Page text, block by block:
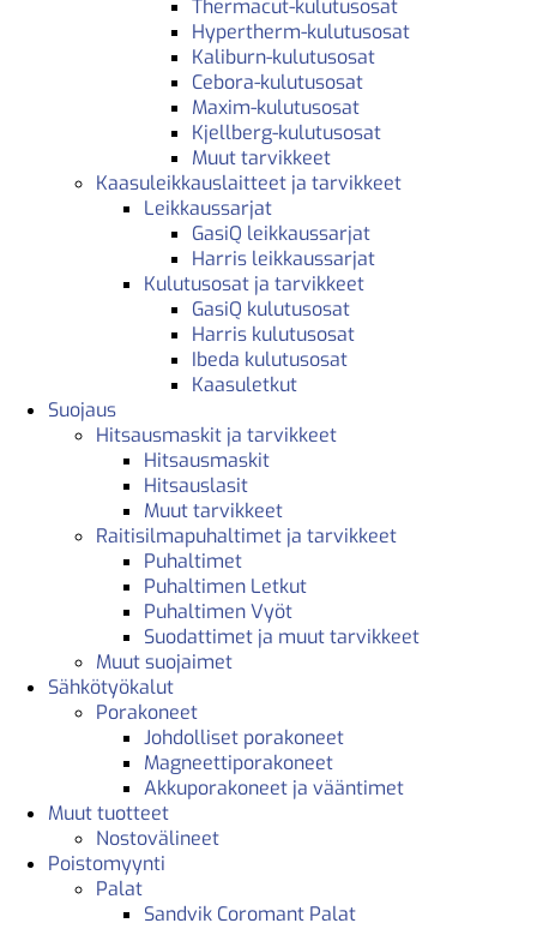
Thermacut-kulutusosat
Hypertherm-kulutusosat
Kaliburn-kulutusosat
Cebora-kulutusosat
Maxim-kulutusosat
Kjellberg-kulutusosat
Muut tarvikkeet
Kaasuleikkauslaitteet ja tarvikkeet
Leikkaussarjat
GasiQ leikkaussarjat
Harris leikkaussarjat
Kulutusosat ja tarvikkeet
GasiQ kulutusosat
Harris kulutusosat
Ibeda kulutusosat
Kaasuletkut
Suojaus
Hitsausmaskit ja tarvikkeet
Hitsausmaskit
Hitsauslasit
Muut tarvikkeet
Raitisilmapuhaltimet ja tarvikkeet
Puhaltimet
Puhaltimen Letkut
Puhaltimen Vyöt
Suodattimet ja muut tarvikkeet
Muut suojaimet
Sähkötyökalut
Porakoneet
Johdolliset porakoneet
Magneettiporakoneet
Akkuporakoneet ja vääntimet
Muut tuotteet
Nostovälineet
Poistomyynti
Palat
Sandvik Coromant Palat